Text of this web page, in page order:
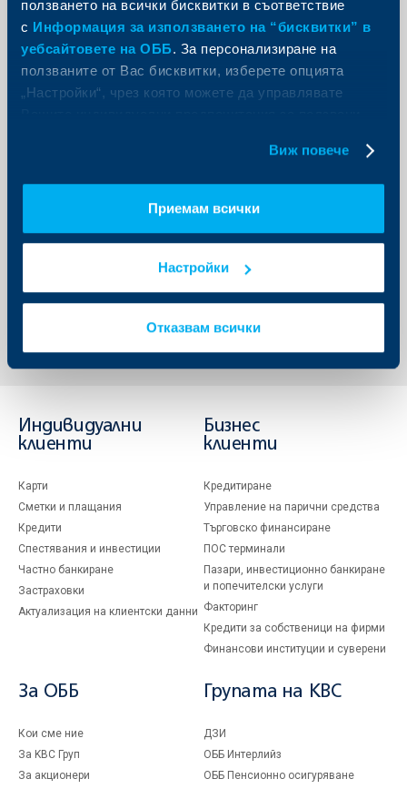
ползването на всички бисквитки в съответствие
с Информация за използването на “бисквитки” в
уебсайтовете на ОББ. За персонализиране на
ползваните от Вас бисквитки, изберете опцията
„Настройки“, чрез която можете да управлявате
Виж повече
Приемам всички
Настройки
Отказвам всички
започна в 00:01 ч. на 15.06.2026 г. и изтича в 23:59 ч. на
14.08.2026 г. Програмата е отворена за всички
пълнолетни физически лица, които към датата на
старта на кампанията имат сключен действащ
договор за разплащателна сметка в ОББ. Пълните
условия са достъпни на специална страница в сайта
на ОББ, която можете да намеритетук.Дигиталният
За своите постижения в областта на иновациите
отличена с приз за „Дигитална трансформация“ и за
инициирани преводи чрез AI базирания дигитален
Индивидуални
клиенти
Карти
Сметки и плащания
Кредити
Спестявания и инвестиции
Частно банкиране
Застраховки
Актуализация на клиентски данни
Бизнес
клиенти
Кредитиране
Управление на парични средства
Търговско финансиране
ПОС терминали
Пазари, инвестиционно банкиране
и попечителски услуги
Факторинг
Кредити за собственици на фирми
Финансови институции и суверени
За ОББ
Кои сме ние
За KBC Груп
За акционери
Групата на KBC
ДЗИ
ОББ Интерлийз
ОББ Пенсионно осигуряване